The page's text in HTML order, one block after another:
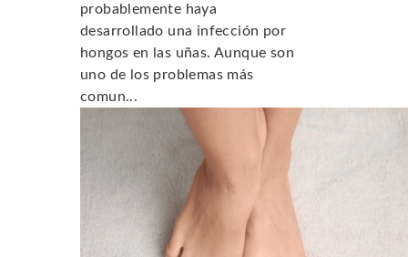
probablemente haya
desarrollado una infección por
hongos en las uñas. Aunque son
uno de los problemas más
comun...